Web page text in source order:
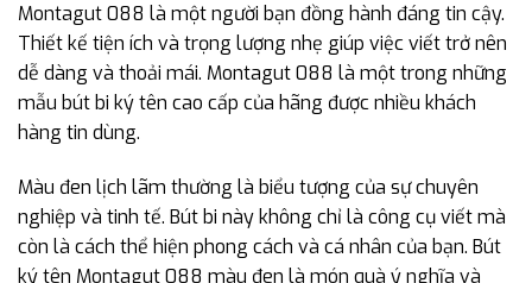
Montagut 088 là một người bạn đồng hành đáng tin cậy.
Thiết kế tiện ích và trọng lượng nhẹ giúp việc viết trở nên
dễ dàng và thoải mái. Montagut 088 là một trong những
mẫu bút bi ký tên cao cấp của hãng được nhiều khách
hàng tin dùng.
Màu đen lịch lãm thường là biểu tượng của sự chuyên
nghiệp và tinh tế. Bút bi này không chỉ là công cụ viết mà
còn là cách thể hiện phong cách và cá nhân của bạn. Bút
ký tên Montagut 088 màu đen là món quà ý nghĩa và